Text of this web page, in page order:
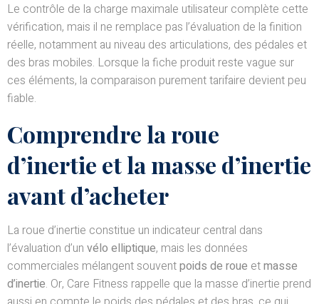
Le contrôle de la charge maximale utilisateur complète cette
vérification, mais il ne remplace pas l’évaluation de la finition
réelle, notamment au niveau des articulations, des pédales et
des bras mobiles. Lorsque la fiche produit reste vague sur
ces éléments, la comparaison purement tarifaire devient peu
fiable.
Comprendre la roue
d’inertie et la masse d’inertie
avant d’acheter
La roue d’inertie constitue un indicateur central dans
l’évaluation d’un vélo elliptique, mais les données
commerciales mélangent souventpoids de roue etmasse
d’inertie. Or, Care Fitness rappelle que la masse d’inertie prend